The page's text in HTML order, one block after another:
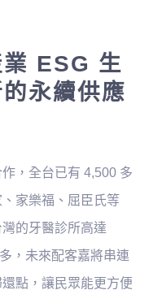
ESG 生
永續供應
，全台已有 4,500 多
家樂福、屈臣氏等
的牙醫診所高達
，未來配客嘉將串連
點，讓民眾能更方便